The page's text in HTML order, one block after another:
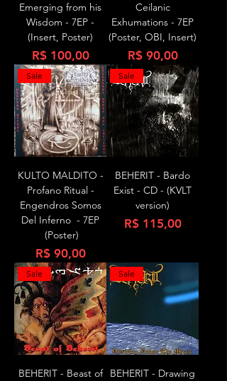
Emerging from his
Wisdom - 7EP -
(Insert, Poster)
Preço
R$ 100,00
Ceilanic
Exhumations - 7EP
(Poster, OBI, Insert)
Preço
R$ 90,00
Sale
KULTO MALDITO -
Profano Ritual -
Engendros Somos
Del Inferno - 7EP
(Poster)
Preço
R$ 90,00
Sale
BEHERIT - Bardo
Exist - CD - (KVLT
version)
Preço
R$ 115,00
Sale
BEHERIT - Beast of
Sale
BEHERIT - Drawing